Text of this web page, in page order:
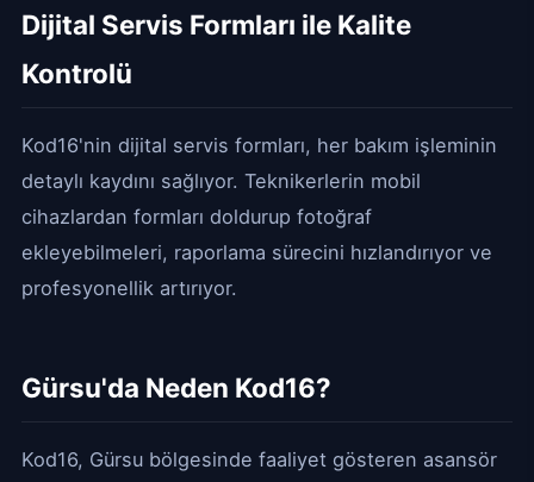
Dijital Servis Formları ile Kalite
Kontrolü
Kod16'nin dijital servis formları, her bakım işleminin
detaylı kaydını sağlıyor. Teknikerlerin mobil
cihazlardan formları doldurup fotoğraf
ekleyebilmeleri, raporlama sürecini hızlandırıyor ve
profesyonellik artırıyor.
Gürsu'da Neden Kod16?
Kod16, Gürsu bölgesinde faaliyet gösteren asansör